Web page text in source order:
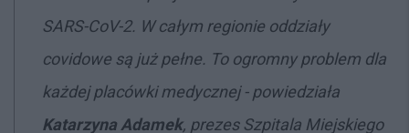
SARS-CoV-2. W całym regionie oddziały
covidowe są już pełne. To ogromny problem dla
każdej placówki medycznej - powiedziała
Katarzyna Adamek, prezes Szpitala Miejskiego